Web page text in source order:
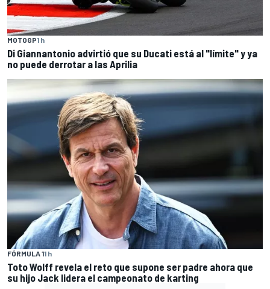
MOTOGP1 h
Di Giannantonio advirtió que su Ducati está al "límite" y ya
no puede derrotar a las Aprilia
FÓRMULA 11 h
Toto Wolff revela el reto que supone ser padre ahora que
su hijo Jack lidera el campeonato de karting